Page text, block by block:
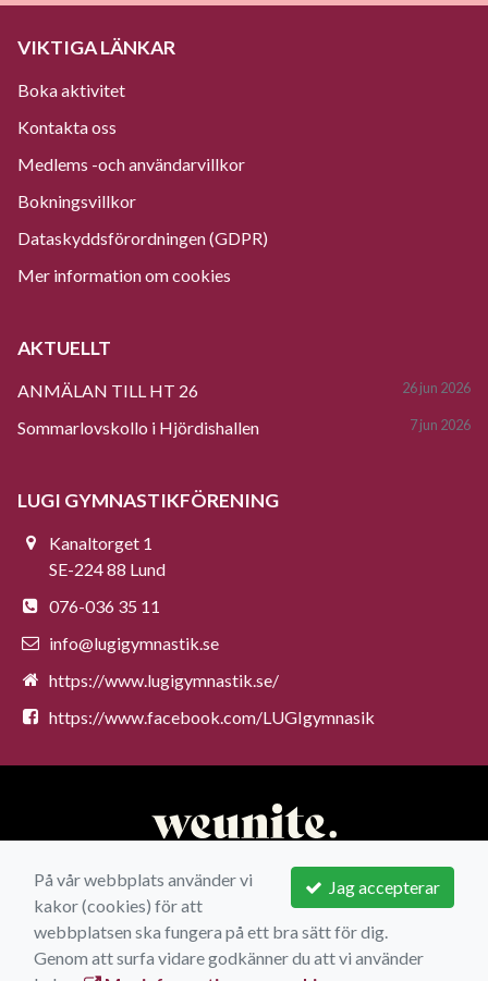
VIKTIGA LÄNKAR
Boka aktivitet
Kontakta oss
Medlems -och användarvillkor
Bokningsvillkor
Dataskyddsförordningen (GDPR)
Mer information om cookies
AKTUELLT
ANMÄLAN TILL HT 26 26 jun 2026
Sommarlovskollo i Hjördishallen 7 jun 2026
LUGI GYMNASTIKFÖRENING
Kanaltorget 1
SE-224 88 Lund
076-036 35 11
info@lugigymnastik.se
https://www.lugigymnastik.se/
https://www.facebook.com/LUGIgymnasik
Jag accepterar
På vår webbplats använder vi
kakor (cookies) för att
webbplatsen ska fungera på ett bra sätt för dig.
Genom att surfa vidare godkänner du att vi använder